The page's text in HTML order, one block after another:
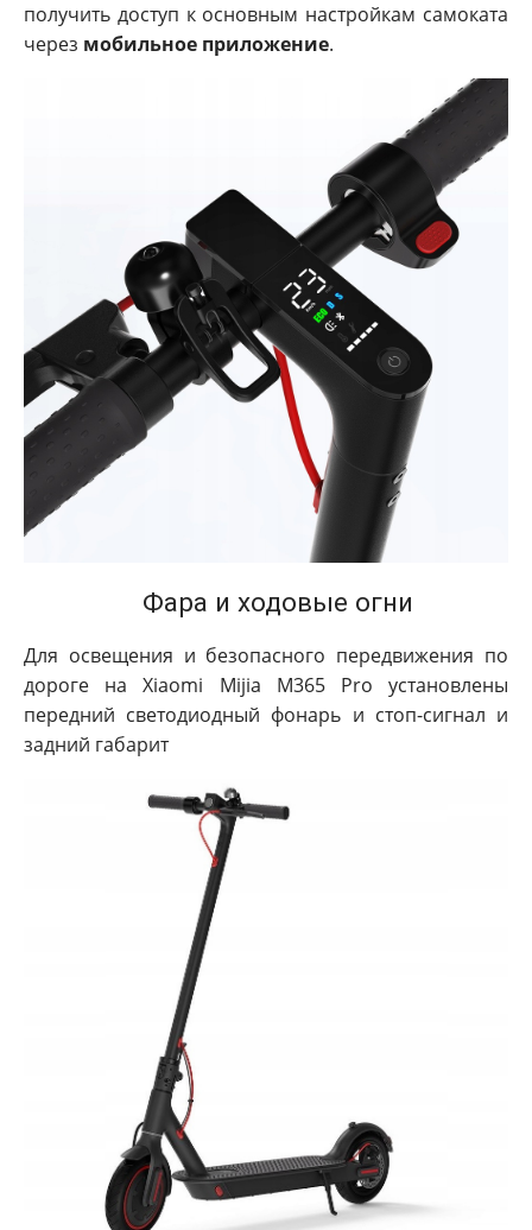
получить доступ к основным настройкам самоката
через мобильное приложение.
Фара и ходовые огни
Для освещения и безопасного передвижения по
дороге на Xiaomi Mijia M365 Pro установлены
передний светодиодный фонарь и стоп-сигнал и
задний габарит